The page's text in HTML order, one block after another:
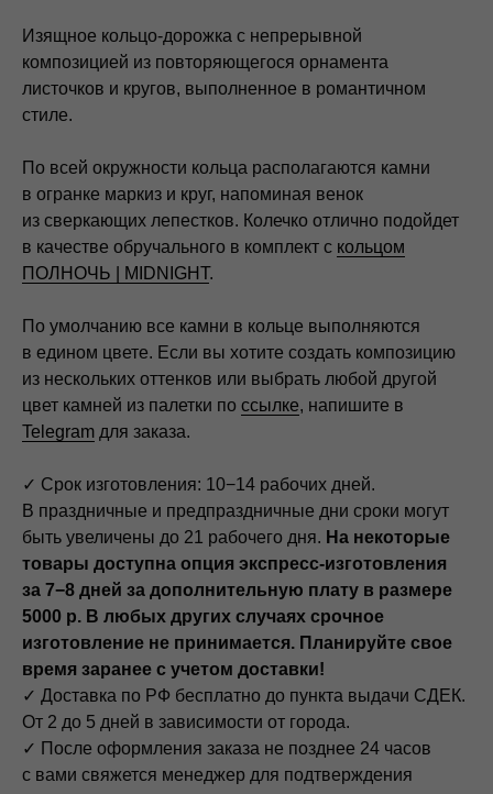
Изящное кольцо-дорожка с непрерывной
композицией из повторяющегося орнамента
листочков и кругов, выполненное в романтичном
стиле.
По всей окружности кольца располагаются камни
в огранке маркиз и круг, напоминая венок
из сверкающих лепестков. Колечко отлично подойдет
в качестве обручального в комплект с кольцом
ПОЛНОЧЬ | MIDNIGHT.
По умолчанию все камни в кольце выполняются
в едином цвете. Если вы хотите создать композицию
из нескольких оттенков или выбрать любой другой
цвет камней из палетки по ссылке, напишите в
Telegram для заказа.
✓ Срок изготовления: 10−14 рабочих дней.
В праздничные и предпраздничные дни сроки могут
быть увеличены до 21 рабочего дня. На некоторые
товары доступна опция экспресс-изготовления
за 7−8 дней за дополнительную плату в размере
5000 р. В любых других случаях срочное
изготовление не принимается. Планируйте свое
время заранее с учетом доставки!
✓ Доставка по РФ бесплатно до пункта выдачи СДЕК.
От 2 до 5 дней в зависимости от города.
✓ После оформления заказа не позднее 24 часов
с вами свяжется менеджер для подтверждения